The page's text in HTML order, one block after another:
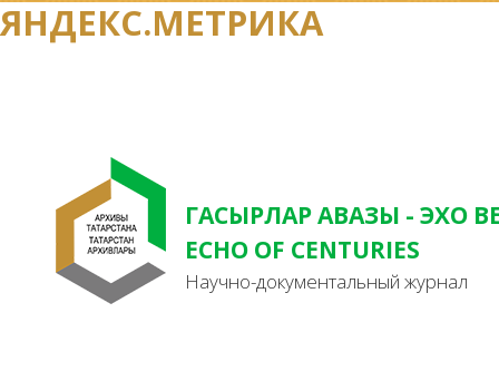
ЯНДЕКС.МЕТРИКА
ГАСЫРЛАР АВАЗЫ - ЭХО
ECHO OF CENTURIES
Научно-документальный журнал